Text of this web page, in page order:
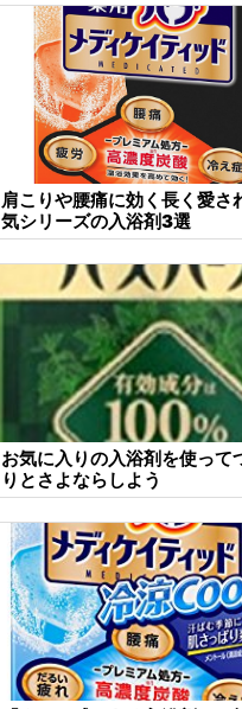
肩こりや腰痛に効く長く愛さ
気シリーズの入浴剤3選
お気に入りの入浴剤を使って
りとさよならしよう